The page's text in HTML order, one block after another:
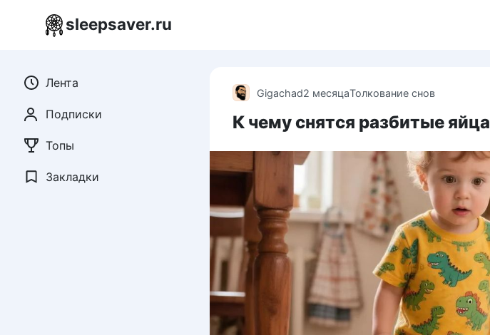
sleepsaver.ru
Gigachad2 месяцаТолкование снов
К чему снятся разбитые яйца
Лента
Подписки
Топы
Закладки